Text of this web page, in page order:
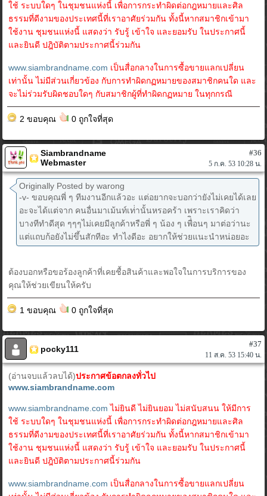
ใช้ ระบบใดๆ ในชุมชนแห่งนี้ เพื่อการกระทำผิดต่อกฎหมายและศิล
ธรรมที่ดีงามของประเทศนี้ที่เราอาศัยร่วมกัน ทั้งนี้หากสมาชิกเข้ามา
ใช้งาน ชุมชนแห่งนี้ แสดงว่า รับรู้ เข้าใจ และยอมรับ ในประกาศนี้
และยินดี ปฎิบัติตามประกาศนี้ร่วมกัน
www.siambrandname.com เป็นสื่อกลางในการซื้อขายแลกเปลี่ยน
เท่านั้น ไม่มีส่วนเกี่ยวข้อง กับการทำผิดกฏหมายของสมาชิกคนใด และ
จะไม่ร่วมรับผิดชอบใดๆ กับสมาชิกผู้ที่ทำผิดกฏหมาย ในทุกกรณี
2 ขอบคุณ 0 ถูกใจที่สุด
Siambrandname
Webmaster
#36
5 ก.ค. 53 10:28 น.
Originally Posted by warong
-v- ขอบคุณพี่ ๆ ทีมงานอีกแล้วอะ แต่อยากจะบอกว่ายังไม่เคยได้เลย
อะจะได้แต่จาก คนอื่นมาเม้นท์เท่่านั้นหรอคร้า เพราะเราคิดว่า
บางทีทำดีสุด ๆๆๆไม่เคยมีลูกค้าหรือพี่ ๆ น้อง ๆ เพื่ิอนๆ มาต่อว่านะ
แต่แถบก้อยังไม่ขึ้นสักทีอะ ทำไงดีอะ อยากให้ช่วยแนะนำหน่อยอะ
ต้องบอกหรือขอร้องลูกค้าที่เคยชื้อสินค้าและพอใจในการบริการของ
คุณให้ช่วยเขียนให้ครับ
1 ขอบคุณ 0 ถูกใจที่สุด
pocky111
#37
11 ส.ค. 53 15:40 น.
(อ่านจบแล้วลบได้)ประกาศข้อตกลงทั่วไป
www.siambrandname.com
www.siambrandname.com ไม่ยินดี ไม่ยินยอม ไม่สนับสนน ให้มีการ
ใช้ ระบบใดๆ ในชุมชนแห่งนี้ เพื่อการกระทำผิดต่อกฎหมายและศิล
ธรรมที่ดีงามของประเทศนี้ที่เราอาศัยร่วมกัน ทั้งนี้หากสมาชิกเข้ามา
ใช้งาน ชุมชนแห่งนี้ แสดงว่า รับรู้ เข้าใจ และยอมรับ ในประกาศนี้
และยินดี ปฎิบัติตามประกาศนี้ร่วมกัน
www.siambrandname.com เป็นสื่อกลางในการซื้อขายแลกเปลี่ยน